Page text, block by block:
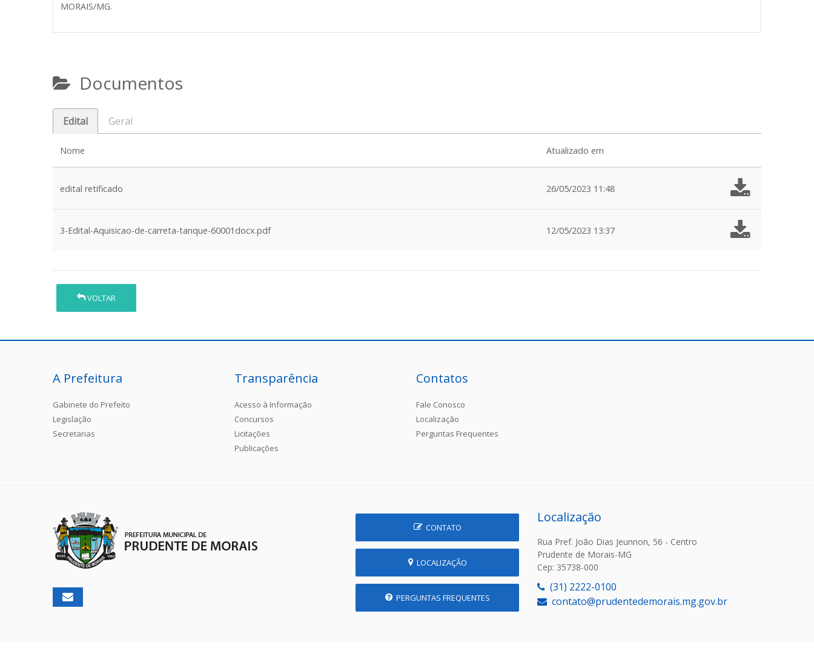
MORAIS/MG.
Documentos
Edital Geral
Nome Atualizado em
edital retificado 26/05/2023 11:48
3-Edital-Aquisicao-de-carreta-tanque-60001docx.pdf 12/05/2023 13:37
VOLTAR
A Prefeitura
Gabinete do Prefeito
Legislação
Secretarias
Transparência
Acesso à Informação
Concursos
Licitações
Publicações
Contatos
Fale Conosco
Localização
Perguntas Frequentes
CONTATO
LOCALIZAÇÃO
PERGUNTAS FREQUENTES
Localização
Rua Pref. João Dias Jeunnon, 56 - Centro
Prudente de Morais-MG
Cep: 35738-000
(31) 2222-0100
contato@prudentedemorais.mg.gov.br